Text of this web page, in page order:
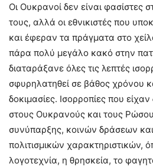
Οι Ουκρανοί δεν είναι φασίστες
τους, αλλά οι εθνικιστές που
και έφεραν τα πράγματα στο
πάρα πολύ μεγάλο κακό στην
διαταράξανε όλες τις λεπτές
σφυρηλατηθεί σε βάθος χρόνου
δοκιμασίες. Ισορροπίες που
στους Ουκρανούς και τους
συνύπαρξης, κοινών δράσεων
πολιτισμικών
λογοτεχνία, η θρησκεία, το